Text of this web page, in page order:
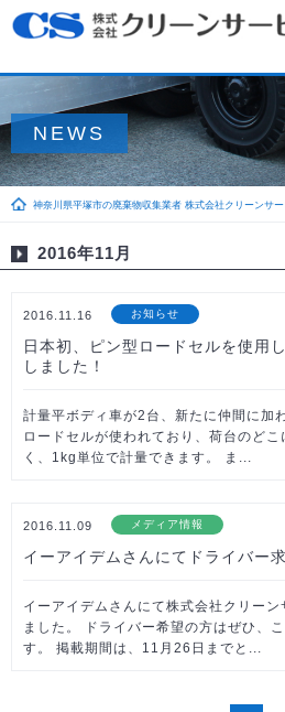
NEWS
神奈川県平塚市の廃棄物収集業者 株式会社クリーンサー
2016年11月
2016.11.16 お知らせ
日本初、ピン型ロードセルを使用
しました！
計量平ボディ車が2台、新たに仲間に加
ロードセルが使われており、荷台のど
く、1kg単位で計量できます。 ま...
2016.11.09 メディア情報
イーアイデムさんにてドライバー
イーアイデムさんにて株式会社クリー
ました。 ドライバー希望の方はぜひ、
す。 掲載期間は、11月26日までと...